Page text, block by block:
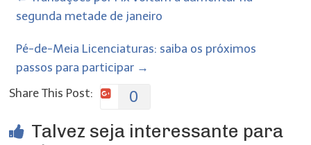
segunda metade de janeiro
Pé-de-Meia Licenciaturas: saiba os próximos
passos para participar →
Share This Post:
0
Talvez seja interessante para